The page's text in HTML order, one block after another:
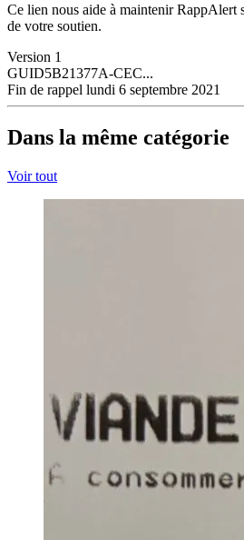
Ce lien nous aide à maintenir RappAlert
de votre soutien.
Version 1
GUID5B21377A-CEC...
Fin de rappel lundi 6 septembre 2021
Dans la même catégorie
Voir tout